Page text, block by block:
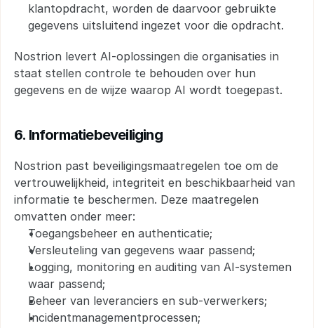
klantopdracht, worden de daarvoor gebruikte
gegevens uitsluitend ingezet voor die opdracht.
Nostrion levert AI-oplossingen die organisaties in
staat stellen controle te behouden over hun
gegevens en de wijze waarop AI wordt toegepast.
6. Informatiebeveiliging
Nostrion past beveiligingsmaatregelen toe om de
vertrouwelijkheid, integriteit en beschikbaarheid van
informatie te beschermen. Deze maatregelen
omvatten onder meer:
Toegangsbeheer en authenticatie;
Versleuteling van gegevens waar passend;
Logging, monitoring en auditing van AI-systemen
waar passend;
Beheer van leveranciers en sub-verwerkers;
Incidentmanagementprocessen;